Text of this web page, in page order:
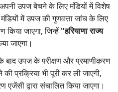
उपज बेचने के लिए मंडियों में विशेष
में उपज की गुणवत्ता जांच के लिए
किया जाएगा, जिन्हें "हरियाणा राज्य
जाएगा।
बाद उपज के परीक्षण और प्रमाणीकरण
प्रक्रिया भी पूरी कर ली जाएगी,
एजेंसी द्वारा संचालित किया जाएगा।